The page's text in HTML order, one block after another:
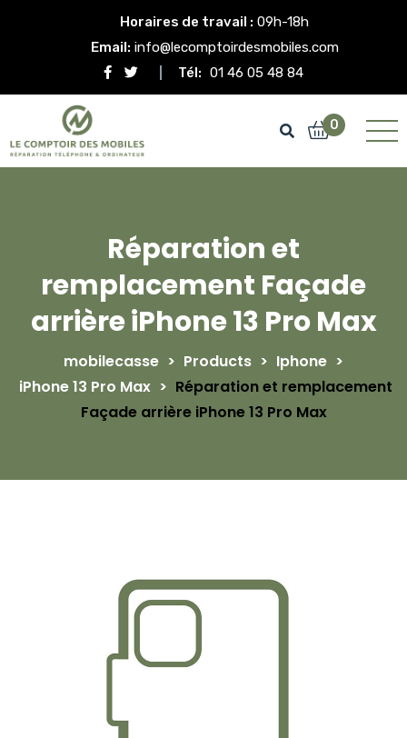
Horaires de travail : 09h-18h
Email: info@lecomptoirdesmobiles.com
Tél: 01 46 05 48 84
0
Réparation et
remplacement Façade
arrière iPhone 13 Pro Max
mobilecasse > Products > Iphone >
iPhone 13 Pro Max > Réparation et remplacement
Façade arrière iPhone 13 Pro Max